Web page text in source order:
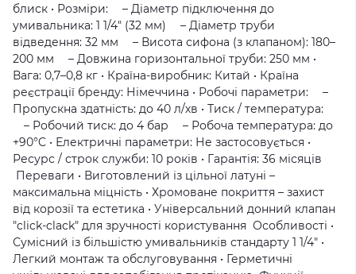
блиск • Розміри: – Діаметр підключення до
умивальника: 1 1/4" (32 мм) – Діаметр труби
відведення: 32 мм – Висота сифона (з клапаном): 180–
200 мм – Довжина горизонтальної труби: 250 мм •
Вага: 0,7–0,8 кг • Країна-виробник: Китай • Країна
реєстрації бренду: Німеччина • Робочі параметри: –
Пропускна здатність: до 40 л/хв • Тиск / температура:
– Робочий тиск: до 4 бар – Робоча температура: до
+90°C • Електричні параметри: Не застосовується •
Ресурс / строк служби: 10 років • Гарантія: 36 місяців
Переваги • Виготовлений із цільної латуні –
максимальна міцність • Хромоване покриття – захист
від корозії та естетика • Універсальний донний клапан
"click-clack" для зручності користування Особливості •
Сумісний із більшістю умивальників стандарту 1 1/4" •
Легкий монтаж та обслуговування • Герметичні